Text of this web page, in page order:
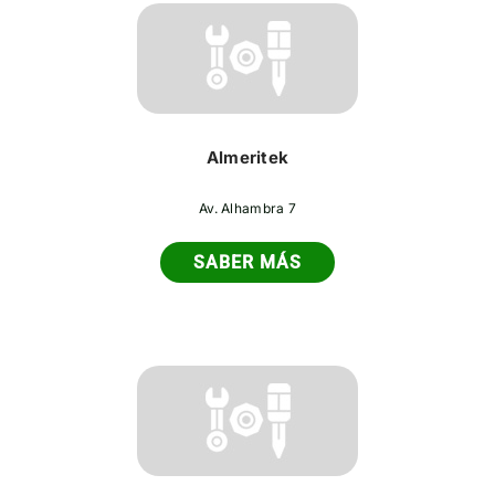
Almeritek
Av. Alhambra 7
SABER MÁS